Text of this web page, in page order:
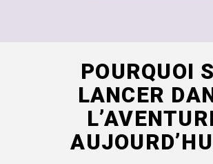
POURQUOI
LANCER